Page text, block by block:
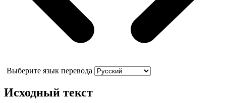
Выберите язык перевода
Исходный текст